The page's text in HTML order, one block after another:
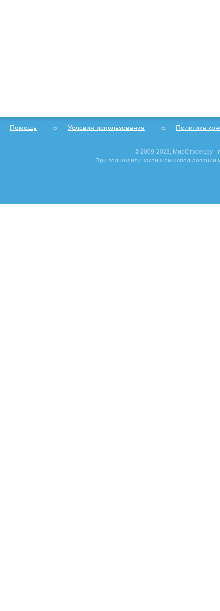
Помощь Условия использования Политика
© 2009-2023, МирСтроек.ру -
При полном или частичном использовании